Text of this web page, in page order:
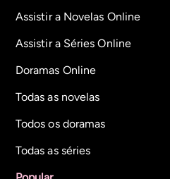
Assistir a Novelas Online
Assistir a Séries Online
Doramas Online
Todas as novelas
Todos os doramas
Todas as séries